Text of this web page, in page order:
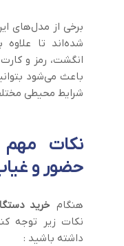
برخی از مدل‌های
شده‌اند تا علاوه
انگشت، رمز و
باعث می‌شود
شرایط محیطی
نکات مهم
حضور و
هنگامخرید
نکات زیر توجه
داشته باشید :